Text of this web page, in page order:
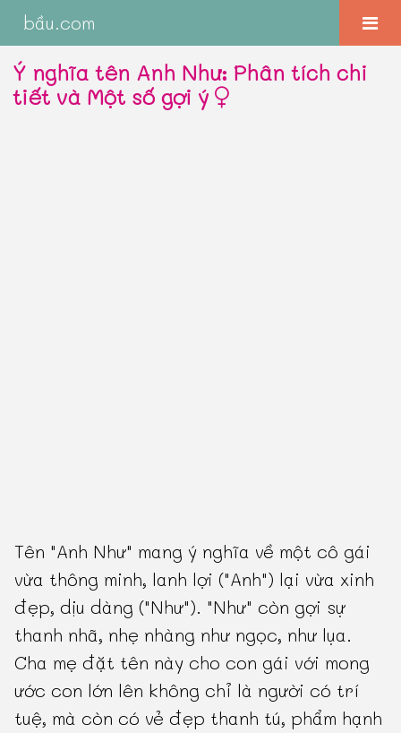
bầu.com
Ý nghĩa tên Anh Như: Phân tích chi
tiết và Một số gợi ý
Tên "Anh Như" mang ý nghĩa về một cô gái
vừa thông minh, lanh lợi ("Anh") lại vừa xinh
đẹp, dịu dàng ("Như"). "Như" còn gợi sự
thanh nhã, nhẹ nhàng như ngọc, như lụa.
Cha mẹ đặt tên này cho con gái với mong
ước con lớn lên không chỉ là người có trí
tuệ, mà còn có vẻ đẹp thanh tú, phẩm hạnh